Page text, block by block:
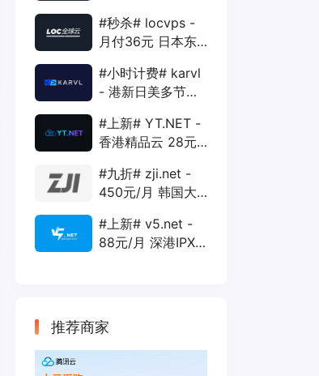
400G 30M
#秒杀# locvps -
月付36元 日本东
40G 1T 450Mbps
#小时计费# karvl
- 港新日美多节点
20G 5T 1Gbps
#上新# YT.NET -
香港精品云 28元/
AS10099+移动
CMI
#九折# zji.net -
450元/月 韩国大
优化和纯国际线路
#上新# v5.net -
88元/月 深港IPX
推荐商家